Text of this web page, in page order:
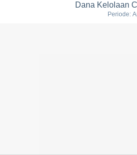
Dana Kelolaan
Periode: